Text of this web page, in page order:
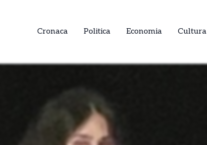
Cronaca Politica Economia Cultura